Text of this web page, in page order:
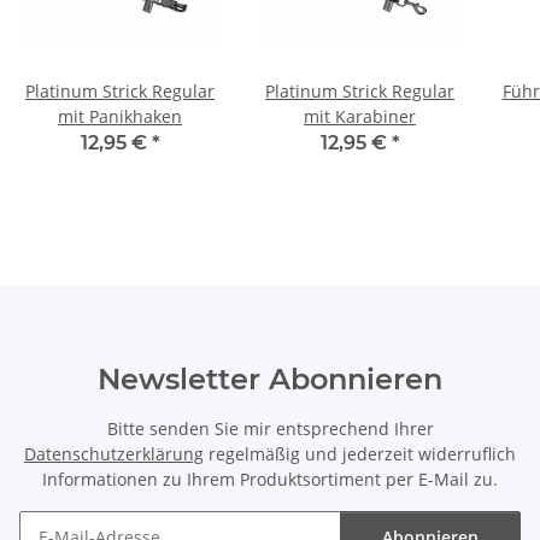
Platinum Strick Regular
mit Panikhaken
12,95 € *
Platinum Strick Regular
mit Karabiner
12,95 € *
Newsletter Abonnieren
Bitte senden Sie mir entsprechend Ihrer
Datenschutzerklärung regelmäßig und jederzeit widerruflich
Informationen zu Ihrem Produktsortiment per E-Mail zu.